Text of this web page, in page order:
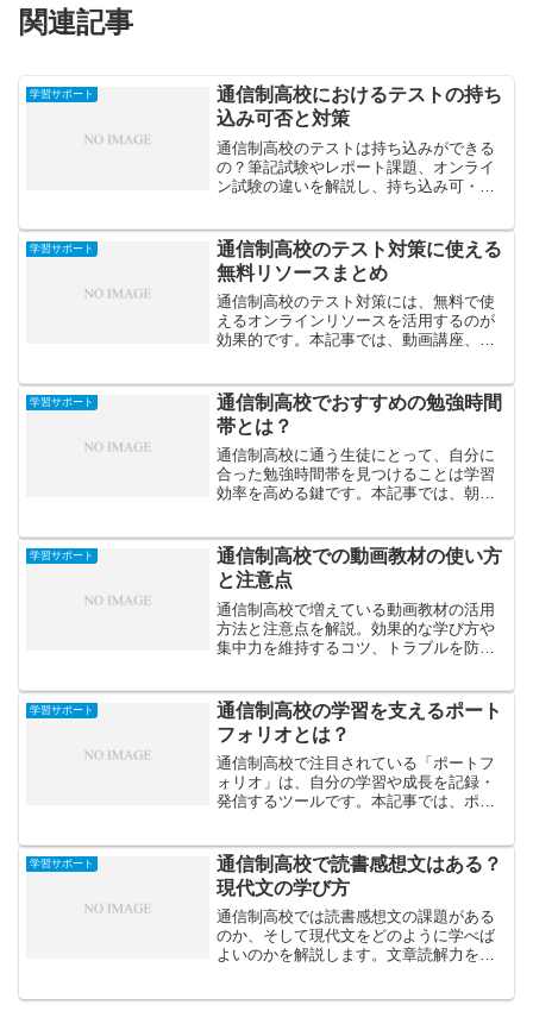
関連記事
学習サポート
通信制高校におけるテストの持ち
込み可否と対策
通信制高校のテストは持ち込みができる
の？筆記試験やレポート課題、オンライ
ン試験の違いを解説し、持ち込み可・不
学習サポート
通信制高校のテスト対策に使える
無料リソースまとめ
通信制高校のテスト対策には、無料で使
えるオンラインリソースを活用するのが
効果的です。本記事では、動画講座、問
す。
学習サポート
通信制高校でおすすめの勉強時間
帯とは？
通信制高校に通う生徒にとって、自分に
合った勉強時間帯を見つけることは学習
効率を高める鍵です。本記事では、朝・
るポイントを紹介します。
学習サポート
通信制高校での動画教材の使い方
と注意点
通信制高校で増えている動画教材の活用
方法と注意点を解説。効果的な学び方や
集中力を維持するコツ、トラブルを防ぐ
学習サポート
通信制高校の学習を支えるポート
フォリオとは？
通信制高校で注目されている「ポートフ
ォリオ」は、自分の学習や成長を記録・
発信するツールです。本記事では、ポー
します。
学習サポート
通信制高校で読書感想文はある？
現代文の学び方
通信制高校では読書感想文の課題がある
のか、そして現代文をどのように学べば
よいのかを解説します。文章読解力を高